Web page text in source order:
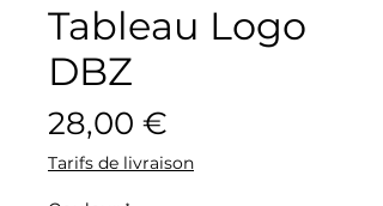
Tableau Logo
DBZ
28,00 €
Tarifs de livraison